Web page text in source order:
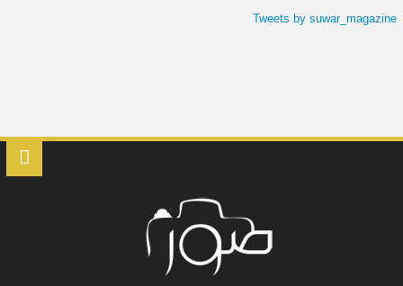
Tweets by suwar_magazine